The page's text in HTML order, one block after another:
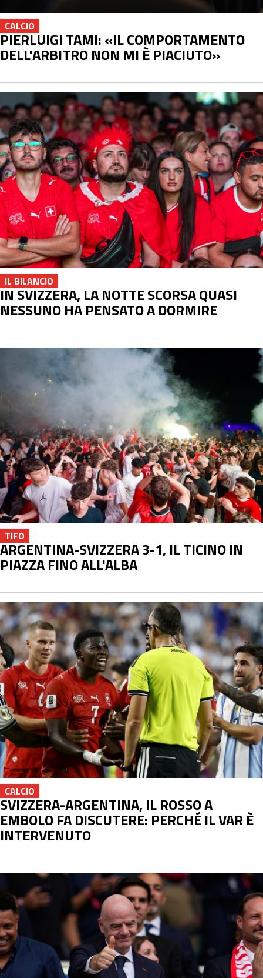
CALCIO
PIERLUIGI TAMI: «IL COMPORTAMENTO
DELL'ARBITRO NON MI È PIACIUTO»
IL BILANCIO
IN SVIZZERA, LA NOTTE SCORSA QUASI
NESSUNO HA PENSATO A DORMIRE
TIFO
ARGENTINA-SVIZZERA 3-1, IL TICINO IN
PIAZZA FINO ALL'ALBA
CALCIO
SVIZZERA-ARGENTINA, IL ROSSO A
EMBOLO FA DISCUTERE: PERCHÉ IL VAR È
INTERVENUTO